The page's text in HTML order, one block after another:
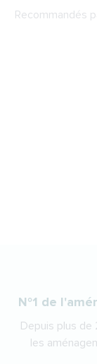
Recommandés
N°1 de
Depuis plus de
les